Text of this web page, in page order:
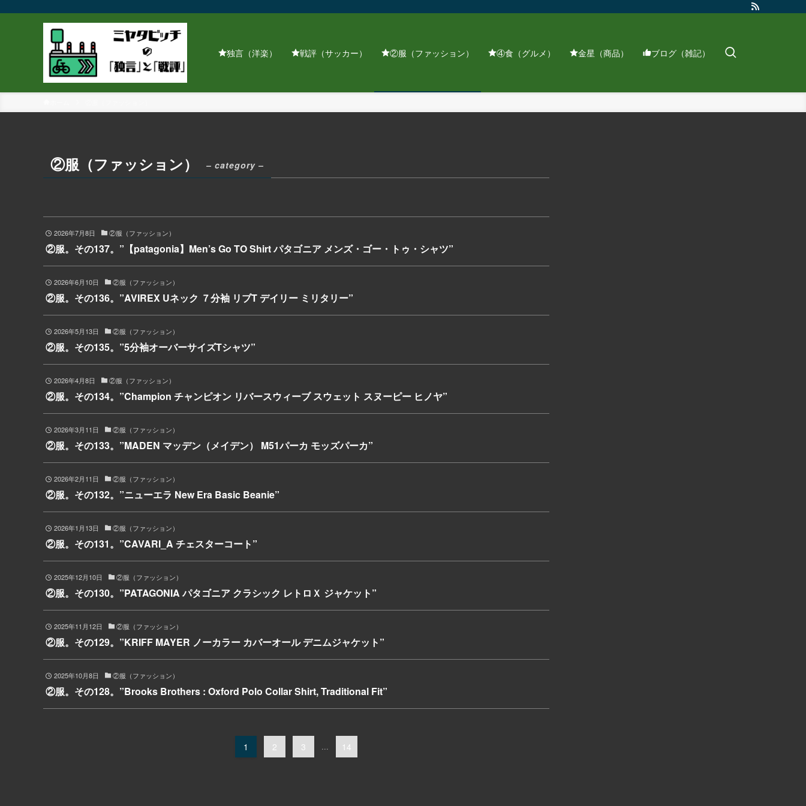
独言（洋楽） 戦評（サッカー） ②服（ファッション） ④食（グルメ） 金星（商品） ブログ（雑記）
②服（ファッション） – category –
2026年7月8日 ②服（ファッション）
②服。その137。”【patagonia】Men’s Go TO Shirt パタゴニア メンズ・ゴー・トゥ・シャツ”
2026年6月10日 ②服（ファッション）
②服。その136。”AVIREX Uネック ７分袖 リブT デイリー ミリタリー”
2026年5月13日 ②服（ファッション）
②服。その135。”5分袖オーバーサイズTシャツ”
2026年4月8日 ②服（ファッション）
②服。その134。”Champion チャンピオン リバースウィーブ スウェット スヌーピー ヒノヤ”
2026年3月11日 ②服（ファッション）
②服。その133。”MADEN マッデン（メイデン） M51パーカ モッズパーカ”
2026年2月11日 ②服（ファッション）
②服。その132。”ニューエラ New Era Basic Beanie”
2026年1月13日 ②服（ファッション）
②服。その131。”CAVARI_A チェスターコート”
2025年12月10日 ②服（ファッション）
②服。その130。”PATAGONIA パタゴニア クラシック レトロＸ ジャケット”
2025年11月12日 ②服（ファッション）
②服。その129。”KRIFF MAYER ノーカラー カバーオール デニムジャケット”
2025年10月8日 ②服（ファッション）
②服。その128。”Brooks Brothers : Oxford Polo Collar Shirt, Traditional Fit”
1 2 3 ... 14